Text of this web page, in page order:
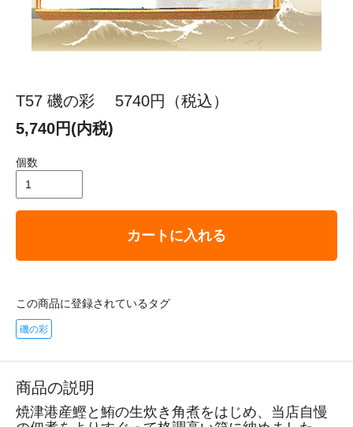
T57 磯の彩 5740円（税込）
5,740円(内税)
個数
カートに入れる
この商品に登録されているタグ
磯の彩
商品の説明
焼津港産鰹と鮪の生炊き角煮をはじめ、当店自慢